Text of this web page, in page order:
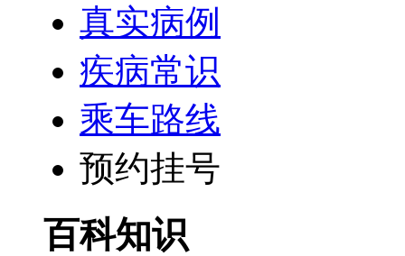
真实病例
疾病常识
乘车路线
预约挂号
百科知识